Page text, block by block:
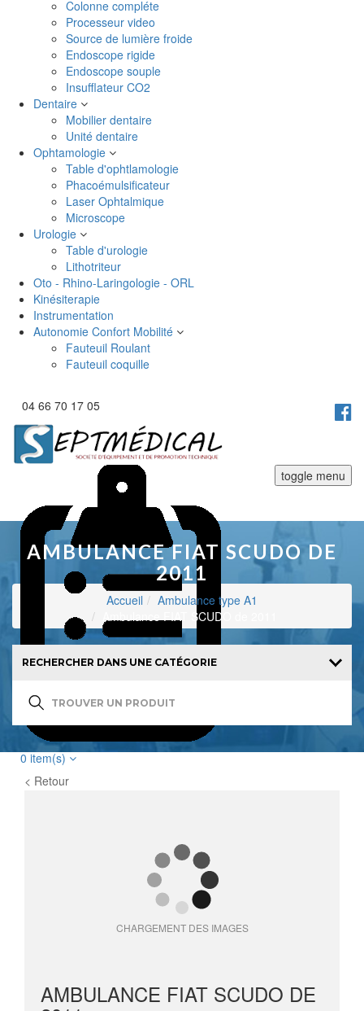
Colonne compléte
Processeur video
Source de lumière froide
Endoscope rigide
Endoscope souple
Insufflateur CO2
Dentaire
Mobilier dentaire
Unité dentaire
Ophtamologie
Table d'ophtlamologie
Phacoémulsificateur
Laser Ophtalmique
Microscope
Urologie
Table d'urologie
Lithotriteur
Oto - Rhino-Laringologie - ORL
Kinésiterapie
Instrumentation
Autonomie Confort Mobilité
Fauteuil Roulant
Fauteuil coquille
04 66 70 17 05
toggle menu
0 item(s)
AMBULANCE FIAT SCUDO DE
2011
Accueil
Ambulance type A1
Ambulance FIAT SCUDO de 2011
< Retour
CHARGEMENT DES IMAGES
AMBULANCE FIAT SCUDO DE